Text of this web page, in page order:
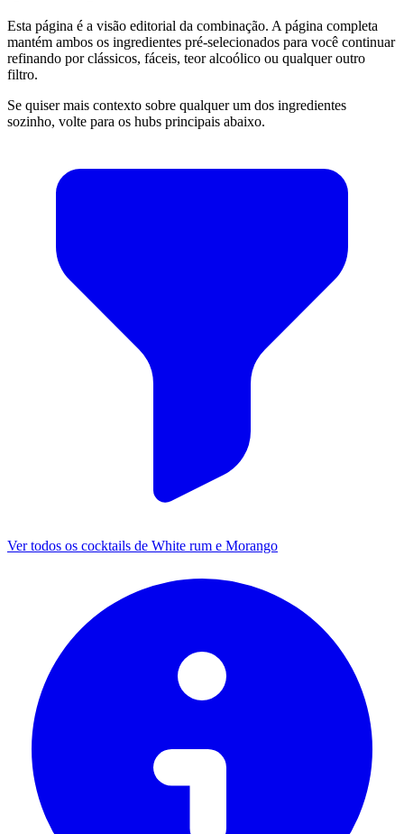
Esta página é a visão editorial da combinação. A página completa
mantém ambos os ingredientes pré-selecionados para você continuar
refinando por clássicos, fáceis, teor alcoólico ou qualquer outro
filtro.
Se quiser mais contexto sobre qualquer um dos ingredientes
sozinho, volte para os hubs principais abaixo.
Ver todos os cocktails de White rum e Morango